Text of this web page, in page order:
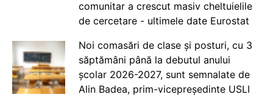
comunitar a crescut masiv cheltuielile
de cercetare - ultimele date Eurostat
Noi comasări de clase și posturi, cu 3
săptămâni până la debutul anului
școlar 2026-2027, sunt semnalate de
Alin Badea, prim-vicepreședinte USLI